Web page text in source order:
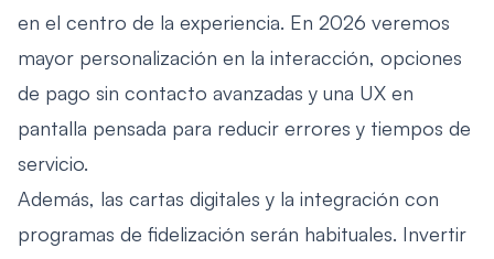
en el centro de la experiencia. En 2026 veremos
mayor personalización en la interacción, opciones
de pago sin contacto avanzadas y una UX en
pantalla pensada para reducir errores y tiempos de
servicio.
Además, las cartas digitales y la integración con
programas de fidelización serán habituales. Invertir